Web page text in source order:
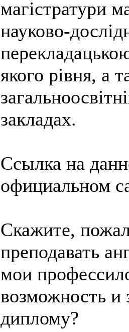
магістратури
науково-
якого рівня, а
закладах.
Ссылка на
официальном
Скажите,
преподавать
мои
возможность и
диплому?